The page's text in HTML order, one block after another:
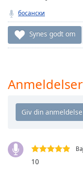
live LIVE
Remaining
Time-
Playback
Rate
Chapters
Chapters
Descriptions
descriptions
босански
Synes godt om
10